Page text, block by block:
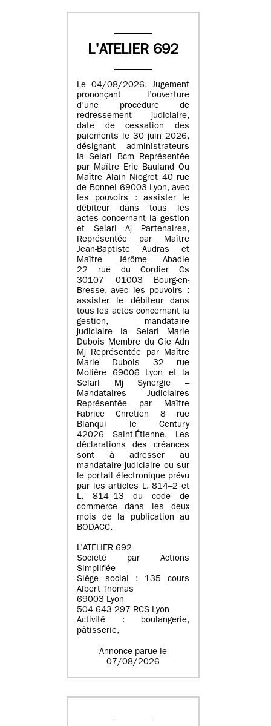
L'ATELIER 692
Le 04/08/2026. Jugement
prononçant l’ouverture
d’une procédure de
redressement judiciaire,
date de cessation des
paiements le 30 juin 2026,
désignant administrateurs
la Selarl Bcm Représentée
par Maître Eric Bauland Ou
Maître Alain Niogret 40 rue
de Bonnel 69003 Lyon, avec
les pouvoirs : assister le
débiteur dans tous les
actes concernant la gestion
et Selarl Aj Partenaires,
Représentée par Maître
Jean-Baptiste Audras et
Maître Jérôme Abadie
22 rue du Cordier Cs
30107 01003 Bourg-en-
Bresse, avec les pouvoirs :
assister le débiteur dans
tous les actes concernant la
gestion, mandataire
judiciaire la Selarl Marie
Dubois Membre du Gie Adn
Mj Représentée par Maître
Marie Dubois 32 rue
Molière 69006 Lyon et la
Selarl Mj Synergie –
Mandataires Judiciaires
Représentée par Maître
Fabrice Chretien 8 rue
Blanqui le Century
42026 Saint-Étienne. Les
déclarations des créances
sont à adresser au
mandataire judiciaire ou sur
le portail électronique prévu
par les articles L. 814–2 et
L. 814–13 du code de
commerce dans les deux
mois de la publication au
BODACC.
L’ATELIER 692
Société par Actions
Simplifiée
Siège social : 135 cours
Albert Thomas
69003 Lyon
504 643 297 RCS Lyon
Activité : boulangerie,
pâtisserie,
Annonce parue le
07/08/2026